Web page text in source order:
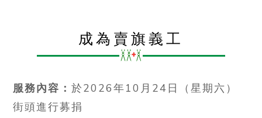
成為賣旗義工
服務內容：於2026年10月24日（星期六）
街頭進行募捐